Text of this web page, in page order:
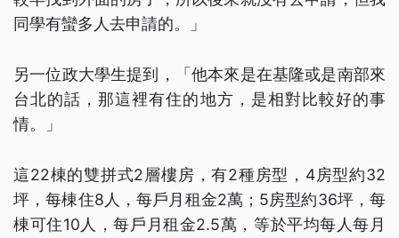
同學有蠻多人去申請的。」
另一位政大學生提到，「他本來是在基隆或是南部來
台北的話，那這裡有住的地方，是相對比較好的事
情。」
這22棟的雙拼式2層樓房，有2種房型，4房型約32
坪，每棟住8人，每戶月租金2萬；5房型約36坪，每
棟可住10人，每戶月租金2.5萬，等於平均每人每月